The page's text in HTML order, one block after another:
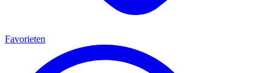
Favorieten